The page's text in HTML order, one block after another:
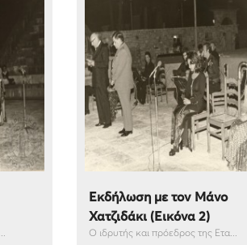
Εκδήλωση με τον Μάνο
Χατζιδάκι (Εικόνα 2)
Ο ιδρυτής και πρόεδρος της Ετα...